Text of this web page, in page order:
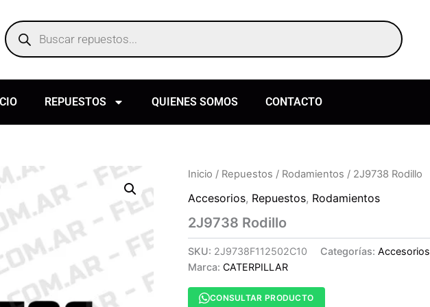
Products
search
REPUESTOS QUIENES SOMOS CONTACTO
Inicio / Repuestos / Rodamientos / 2J9738 Rodillo
Accesorios, Repuestos, Rodamientos
2J9738 Rodillo
SKU: 2J9738F112502C10 Categorías: Accesorios
Marca: CATERPILLAR
CONSULTAR PRODUCTO